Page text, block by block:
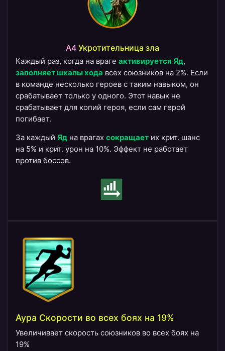
A4 Укротительница зла
Каждый раз, когда на враге активируется Яд,
заполняет шкалы хода всех союзников на 2%. Если
в команде несколько героев с таким навыком, он
срабатывает только у одного. Этот навык не
срабатывает для копий героя, если сам герой
погибает.
За каждый Яд на врагах сокращает их крит. шанс
на 5% и крит. урон на 10%. Эффект не работает
против боссов.
Аура Скорости во всех боях на 19%
Увеличивает скорость союзников во всех боях на
19%